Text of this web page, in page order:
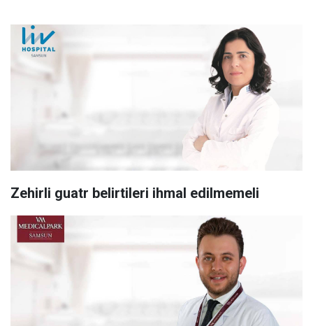
Zehirli guatr belirtileri ihmal edilmemeli